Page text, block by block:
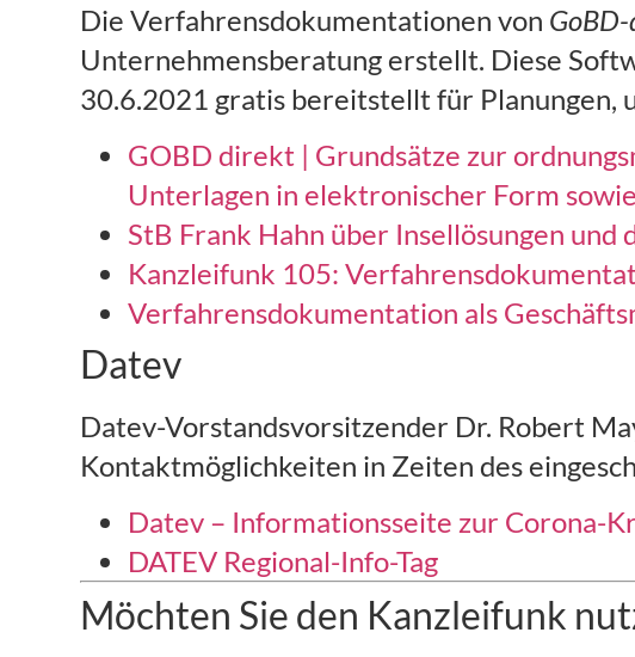
Die Verfahrensdokumentationen von
Unternehmensberatung erstellt. Diese
30.6.2021 gratis bereitstellt für Planungen,
GOBD direkt | Grundsätze zur
Unterlagen in elektronischer Form
StB Frank Hahn über Insellösungen
Kanzleifunk 105:
Verfahrensdokumentation als
Datev
Datev-Vorstandsvorsitzender Dr. Robert
Kontaktmöglichkeiten in Zeiten des
Datev – Informationsseite zur Corona-
DATEV Regional-Info-Tag
Möchten Sie den Kanzleifunk